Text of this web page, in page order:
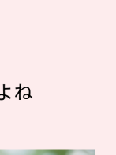
ね